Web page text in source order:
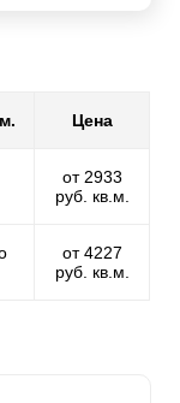
Цена
от 2933
руб. кв.м.
от 4227
руб. кв.м.